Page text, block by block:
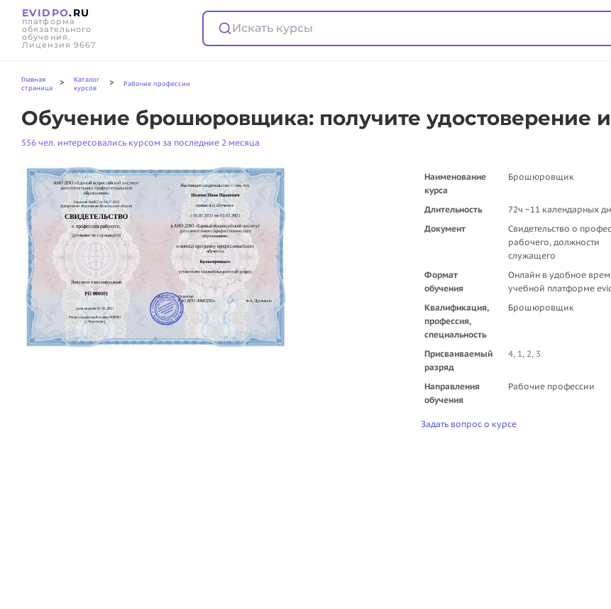
EVIDPO.RU
платформа
обязательного
обучения.
Лицензия 9667
Искать курсы
Главная
страница
>
Каталог
курсов
> Рабочие профессии
Обучение брошюровщика: получите удостоверение
556 чел. интересовались курсом за последние 2 месяца
Наименование
курса
Брошюровщик
Длительность
72ч ~11 календарных
Документ
Свидетельство о
рабочего, должности
служащего
Формат
обучения
Онлайн в удобное
учебной платформе
Квалификация,
профессия,
специальность
Брошюровщик
Присваиваемый
разряд
4, 1, 2, 3
Направления
обучения
Рабочие профессии
Задать вопрос о курсе